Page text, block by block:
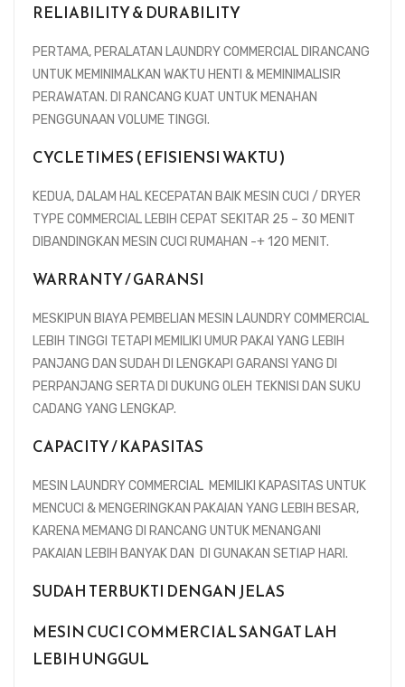
RELIABILITY & DURABILITY
PERTAMA, PERALATAN LAUNDRY COMMERCIAL DIRANCANG
UNTUK MEMINIMALKAN WAKTU HENTI & MEMINIMALISIR
PERAWATAN. DI RANCANG KUAT UNTUK MENAHAN
PENGGUNAAN VOLUME TINGGI.
CYCLE TIMES ( EFISIENSI WAKTU )
KEDUA, DALAM HAL KECEPATAN BAIK MESIN CUCI / DRYER
TYPE COMMERCIAL LEBIH CEPAT SEKITAR 25 – 30 MENIT
DIBANDINGKAN MESIN CUCI RUMAHAN -+ 120 MENIT.
WARRANTY / GARANSI
MESKIPUN BIAYA PEMBELIAN MESIN LAUNDRY COMMERCIAL
LEBIH TINGGI TETAPI MEMILIKI UMUR PAKAI YANG LEBIH
PANJANG DAN SUDAH DI LENGKAPI GARANSI YANG DI
PERPANJANG SERTA DI DUKUNG OLEH TEKNISI DAN SUKU
CADANG YANG LENGKAP.
CAPACITY / KAPASITAS
MESIN LAUNDRY COMMERCIAL MEMILIKI KAPASITAS UNTUK
MENCUCI & MENGERINGKAN PAKAIAN YANG LEBIH BESAR,
KARENA MEMANG DI RANCANG UNTUK MENANGANI
PAKAIAN LEBIH BANYAK DAN DI GUNAKAN SETIAP HARI.
SUDAH TERBUKTI DENGAN JELAS
MESIN CUCI COMMERCIAL SANGAT LAH
LEBIH UNGGUL